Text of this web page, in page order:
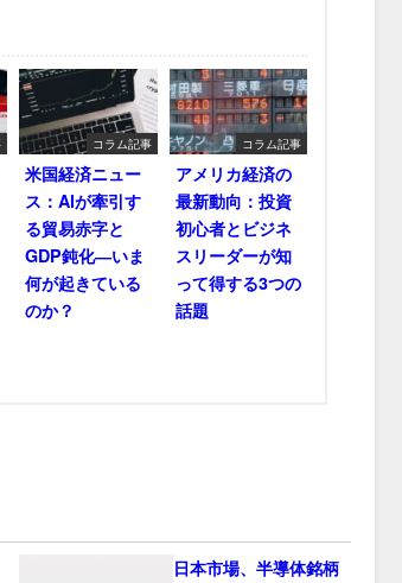
コラム記事
米国経済ニュー
ス：AIが牽引す
る貿易赤字と
GDP鈍化―いま
何が起きている
のか？
コラム記事
アメリカ経済の
最新動向：投資
初心者とビジネ
スリーダーが知
って得する3つの
話題
日本市場、半導体銘柄